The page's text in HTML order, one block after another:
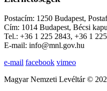
Postacím: 1250 Budapest,
Cím: 1014 Budapest, Bécsi
Tel.: +36 1 225 2843, +36 1
E-mail: info@mnl.gov.hu
e-mail facebook vimeo
Magyar Nemzeti Levéltár ©